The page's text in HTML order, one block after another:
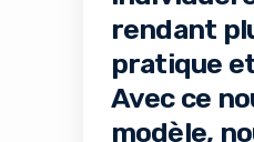
rendant
pratique
Avec ce
modèle,